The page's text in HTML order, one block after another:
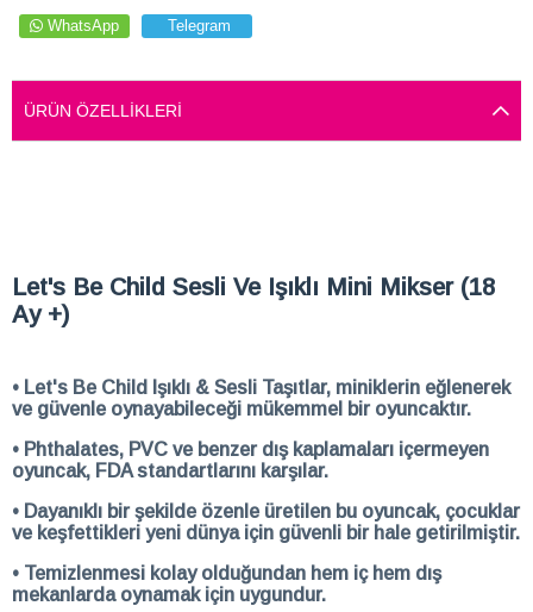
WhatsApp Telegram
ÜRÜN ÖZELLIKLERI
Let's Be Child Sesli Ve Işıklı Mini Mikser (18
Ay +)
• Let's Be Child Işıklı & Sesli Taşıtlar, miniklerin eğlenerek
ve güvenle oynayabileceği mükemmel bir oyuncaktır.
• Phthalates, PVC ve benzer dış kaplamaları içermeyen
oyuncak, FDA standartlarını karşılar.
• Dayanıklı bir şekilde özenle üretilen bu oyuncak, çocuklar
ve keşfettikleri yeni dünya için güvenli bir hale getirilmiştir.
• Temizlenmesi kolay olduğundan hem iç hem dış
mekanlarda oynamak için uygundur.